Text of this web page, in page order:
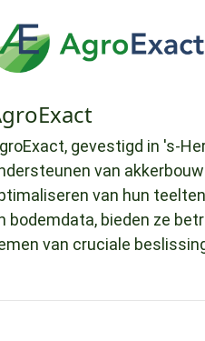
gevestigd in 's-
van
van hun
bodemdata, bieden ze
van cruciale